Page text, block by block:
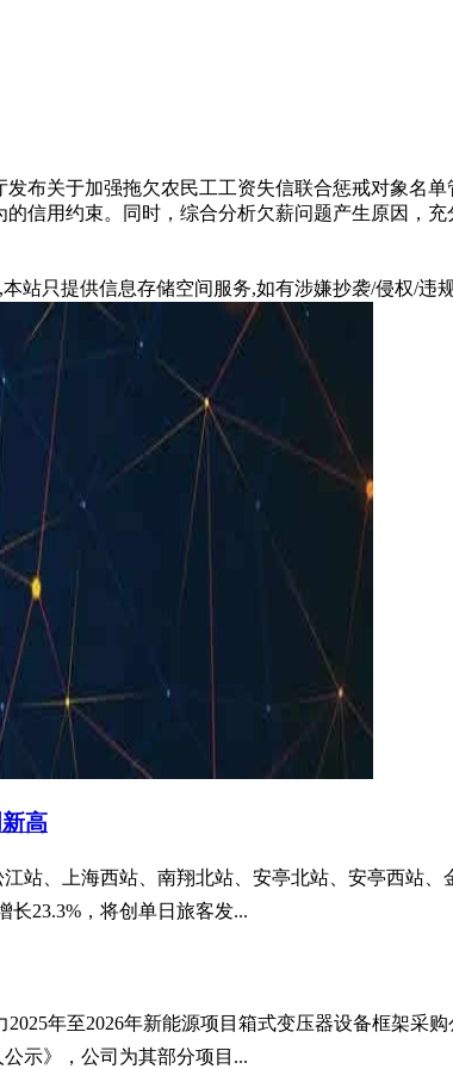
布关于加强拖欠农民工工资失信联合惩戒对象名
信用约束。同时，综合分析欠薪问题产生原因，
站只提供信息存储空间服务,如有涉嫌抄袭/侵权/违
高
站、上海西站、南翔北站、安亭北站、安亭西站
23.3%，将创单日旅客发...
年至2026年新能源项目箱式变压器设备框架采
示》，公司为其部分项目...